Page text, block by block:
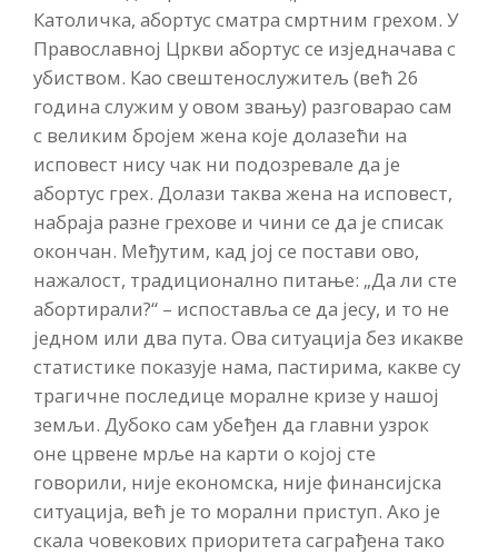
Католичка, абортус сматра смртним грехом. У
Православној Цркви абортус се изједначава с
убиством. Као свештенослужитељ (већ 26
година служим у овом звању) разговарао сам
с великим бројем жена које долазећи на
исповест нису чак ни подозревале да је
абортус грех. Долази таква жена на исповест,
набраја разне грехове и чини се да је списак
окончан. Међутим, кад јој се постави ово,
нажалост, традиционално питање: „Да ли сте
абортирали?“ – испоставља се да јесу, и то не
једном или два пута. Ова ситуација без икакве
статистике показује нама, пастирима, какве су
трагичне последице моралне кризе у нашој
земљи. Дубоко сам убеђен да главни узрок
оне црвене мрље на карти о којој сте
говорили, није економска, није финансијска
ситуација, већ је то морални приступ. Ако је
скала човекових приоритета саграђена тако